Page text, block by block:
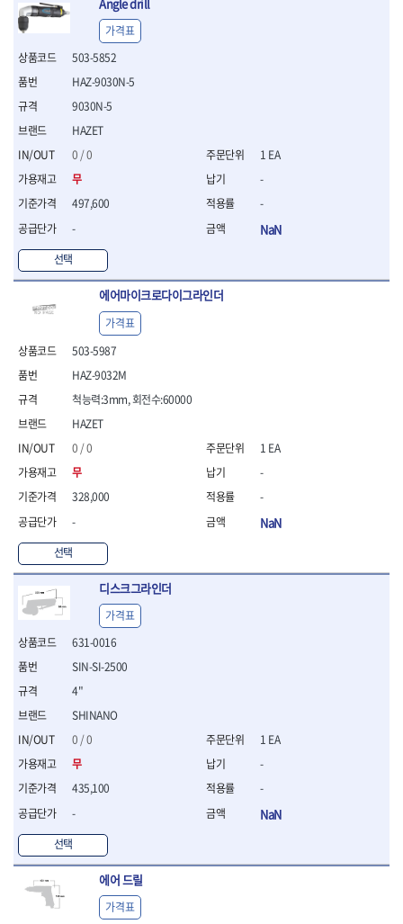
- 십자비트
- 임팩별비트소켓
- 임팩XZN비트소켓
- 일자비트소켓
- XZN비트
- 임팩XZN비트
- 라쳇핸들세트
- 사각비트
- 토크드라이버
- 포지비트소켓
플라이어,몽키,스패너
- 뻰치
- 편구스패너
- 플라이어
- 롱노우즈
- 스냅링플라이어
- 그룹조인트플라이어
- 케이블커터
- 니퍼 외
- 옵셋렌치
- 공구함세트
- 콤비네이션렌치
- 라쳇옵셋렌치
- 콤비네이션렌치세트
- 플레어너트렌치
- 양구스패너세트
- 옵셋렌치세트
- 라쳇콤비네이션렌치세
- 라쳇콤비네이션세트
- 라쳇렌치
- 함마렌치
- 멀티플라이어
- 기타
- 라쳇 드라이버
- 라쳇스패너
- 스피드렌치
- 모터렌치
- 함마스패너
절연.전설.방폭공구
503-5852
HAZET
0 / 0
무
497,600
-
선택
HAZ-9030N-5
9030N-5
가격표
1 EA
-
-
NaN
에어마이크로다이그라인더
503-5987
HAZET
0 / 0
무
328,000
-
선택
HAZ-9032M
척능력:3mm, 회전수:60000
가격표
1 EA
-
-
NaN
디스크그라인더
631-0016
SHINANO
0 / 0
무
435,100
-
선택
SIN-SI-2500
4"
가격표
1 EA
-
-
NaN
에어 드릴
가격표